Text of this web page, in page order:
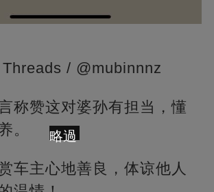
/ @mubinnnz
称赞这对婆孙有担当，懂
。
车主心地善良，体谅他人
略過